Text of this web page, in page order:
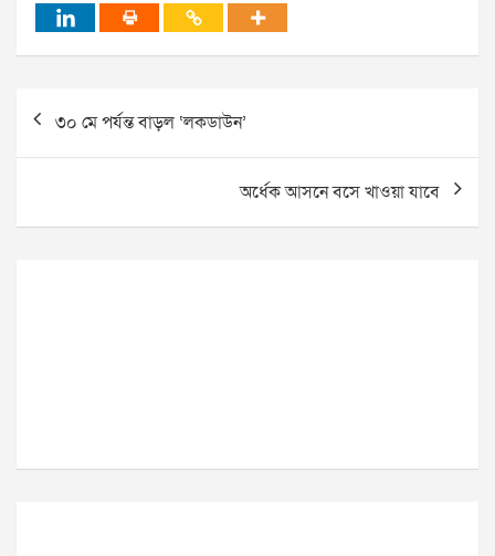
Post
navigation
৩০ মে পর্যন্ত বাড়ল ‘লকডাউন’
অর্ধেক আসনে বসে খাওয়া যাবে